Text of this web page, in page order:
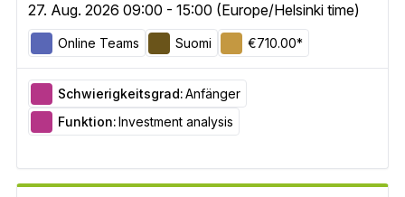
27. Aug. 2026 09:00 - 15:00 (Europe/Helsinki time)
Online Teams Suomi €710.00*
Schwierigkeitsgrad:Anfänger
Funktion:Investment analysis